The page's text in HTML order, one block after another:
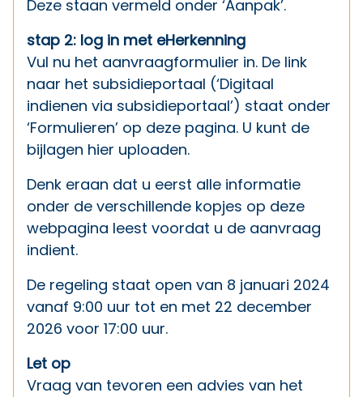
Deze staan vermeld onder ‘Aanpak’.
stap 2: log in met eHerkenning
Vul nu het aanvraagformulier in. De link
naar het subsidieportaal (‘Digitaal
indienen via subsidieportaal’) staat onder
‘Formulieren’ op deze pagina. U kunt de
bijlagen hier uploaden.
Denk eraan dat u eerst alle informatie
onder de verschillende kopjes op deze
webpagina leest voordat u de aanvraag
indient.
De regeling staat open van 8 januari 2024
vanaf 9:00 uur tot en met 22 december
2026 voor 17:00 uur.
Let op
Vraag van tevoren een advies van het